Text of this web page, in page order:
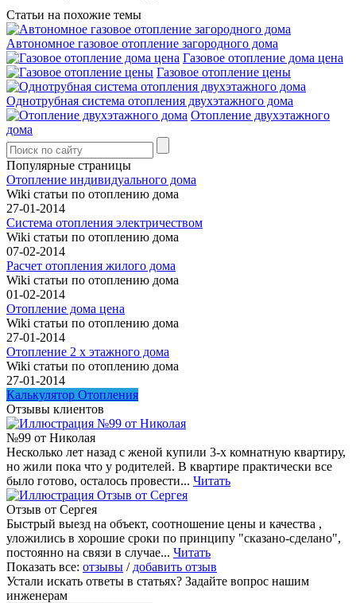
Статьи на похожие темы
Автономное газовое отопление загородного дома
Газовое отопление дома цена
Газовое отопление цены
Однотрубная система отопления двухэтажного дома
Отопление двухэтажного
дома
Популярные страницы
Отопление индивидуального дома
Wiki статьи по отоплению дома
27-01-2014
Система отопления электричеством
Wiki статьи по отоплению дома
07-02-2014
Расчет отопления жилого дома
Wiki статьи по отоплению дома
01-02-2014
Отопление дома цена
Wiki статьи по отоплению дома
27-01-2014
Отопление 2 х этажного дома
Wiki статьи по отоплению дома
27-01-2014
Калькулятор Отопления
Отзывы клиентов
№99 от Николая
Несколько лет назад с женой купили 3-х комнатную квартиру,
но жили пока что у родителей. В квартире практически все
было готово, осталось провести... Читать
Отзыв от Сергея
Быстрый выезд на объект, соотношение цены и качества ,
уложились в хорошие сроки по принципу "сказано-сделано",
постоянно на связи в случае... Читать
Показать все: отзывы / добавить отзыв
Устали искать ответы в статьях? Задайте вопрос нашим
инженерам